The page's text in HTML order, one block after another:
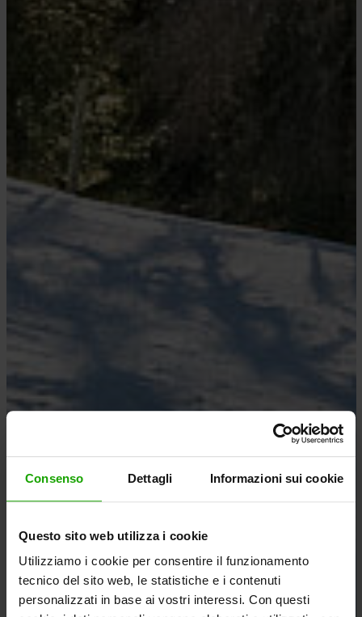
Consenso Dettagli Informazioni sui cookie
Questo sito web utilizza i cookie
Utilizziamo i cookie per consentire il funzionamento
tecnico del sito web, le statistiche e i contenuti
personalizzati in base ai vostri interessi. Con questi